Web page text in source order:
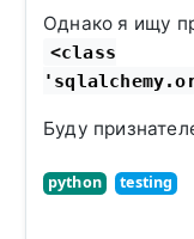
Однако я ищу
<class
Буду
python testing